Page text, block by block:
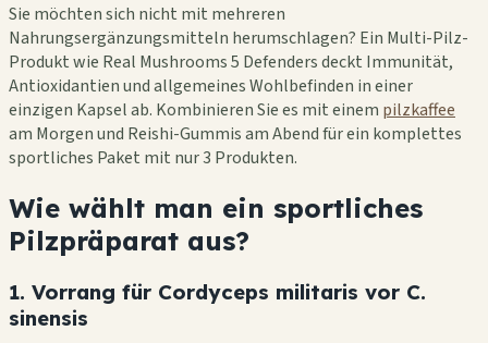
Sie möchten sich nicht mit mehreren
Nahrungsergänzungsmitteln herumschlagen? Ein Multi-Pilz-
Produkt wie Real Mushrooms 5 Defenders deckt Immunität,
Antioxidantien und allgemeines Wohlbefinden in einer
einzigen Kapsel ab. Kombinieren Sie es mit einem pilzkaffee
am Morgen und Reishi-Gummis am Abend für ein komplettes
sportliches Paket mit nur 3 Produkten.
Wie wählt man ein sportliches
Pilzpräparat aus?
1. Vorrang für Cordyceps militaris vor C.
sinensis